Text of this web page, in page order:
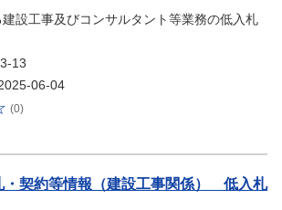
設工事及びコンサルタント等業務の低入札
13
06-04
(0)
・契約等情報（建設工事関係） 低入札